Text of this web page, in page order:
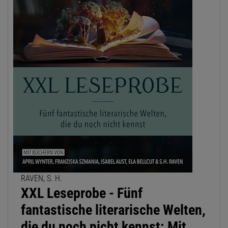
RAVEN, S. H.
XXL Leseprobe - Fünf
fantastische literarische Welten,